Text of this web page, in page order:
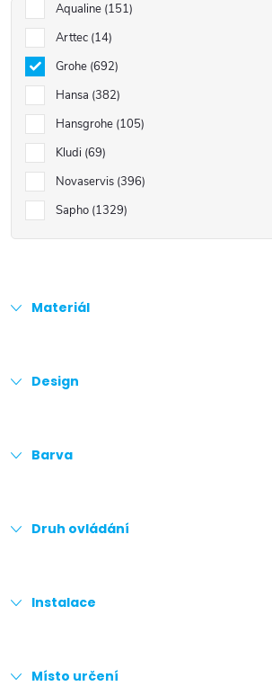
Aqualine 151
Arttec 14
Grohe 692
Hansa 382
Hansgrohe 105
Kludi 69
Novaservis 396
Sapho 1329
Materiál
Design
Barva
Druh ovládání
Instalace
Místo určení